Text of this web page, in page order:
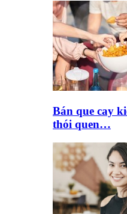
Bán que cay
thói quen…